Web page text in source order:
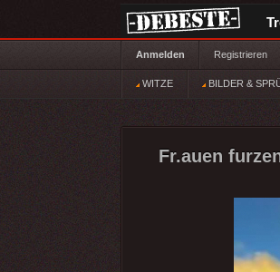
Anmelden Registrieren
WITZE BILDER &
Fr.auen